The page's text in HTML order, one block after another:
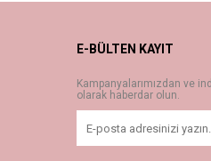
E-BÜLTEN KAYIT
Kampanyalarımızdan ve
olarak haberdar olun.